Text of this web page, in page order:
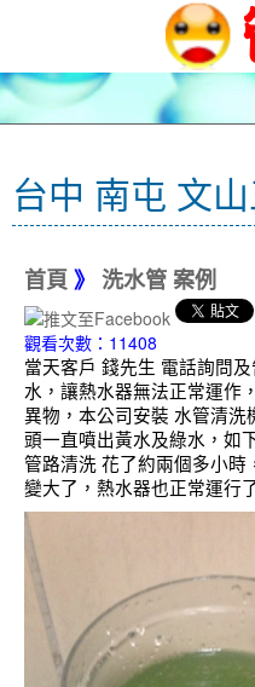
台中 南屯 文
首頁 》 洗水管 案例
觀看次數：11408
當天客戶 錢先生 電話詢問
水，讓熱水器無法正常運作
異物，本公司安裝 水管清
頭一直噴出黃水及綠水，如
管路清洗 花了約兩個多小
變大了，熱水器也正常運行